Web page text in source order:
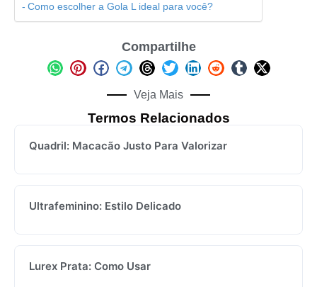
Como escolher a Gola L ideal para você?
Compartilhe
Veja Mais
Termos Relacionados
Quadril: Macacão Justo Para Valorizar
Ultrafeminino: Estilo Delicado
Lurex Prata: Como Usar